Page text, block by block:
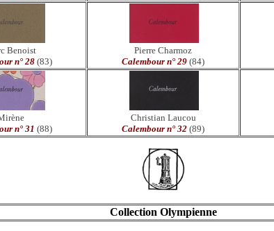
Benoist
n° 28 (83)
Pierre Charmoz
Calembour n° 29 (84)
n° 31 (88)
Christian Laucou
Calembour n° 32 (89)
Collection Olympienne